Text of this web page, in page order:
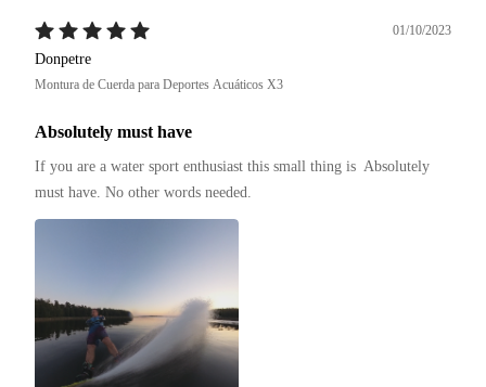
01/10/2023
Donpetre
Montura de Cuerda para Deportes Acuáticos X3
Absolutely must have
If you are a water sport enthusiast this small thing is  Absolutely
must have. No other words needed.